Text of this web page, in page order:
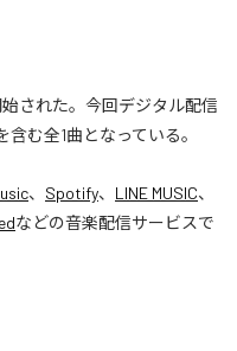
始された。今回デジタル配信
含む全1曲となっている。
、 Spotify、 LINE MUSIC、
などの音楽配信サービスで